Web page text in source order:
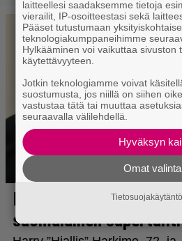
laitteellesi saadaksemme tietoja
vierailit, IP-osoitteestasi sekä
Pääset tutustumaan
teknologiakumppaneihimme
Hylkääminen voi vaikuttaa sivuston
käytettävyyteen.
Jotkin teknologiamme voivat
suostumusta, jos niillä on siihen
vastustaa tätä tai muuttaa
seuraavalla välilehdellä.
Hyväksyn
Omat